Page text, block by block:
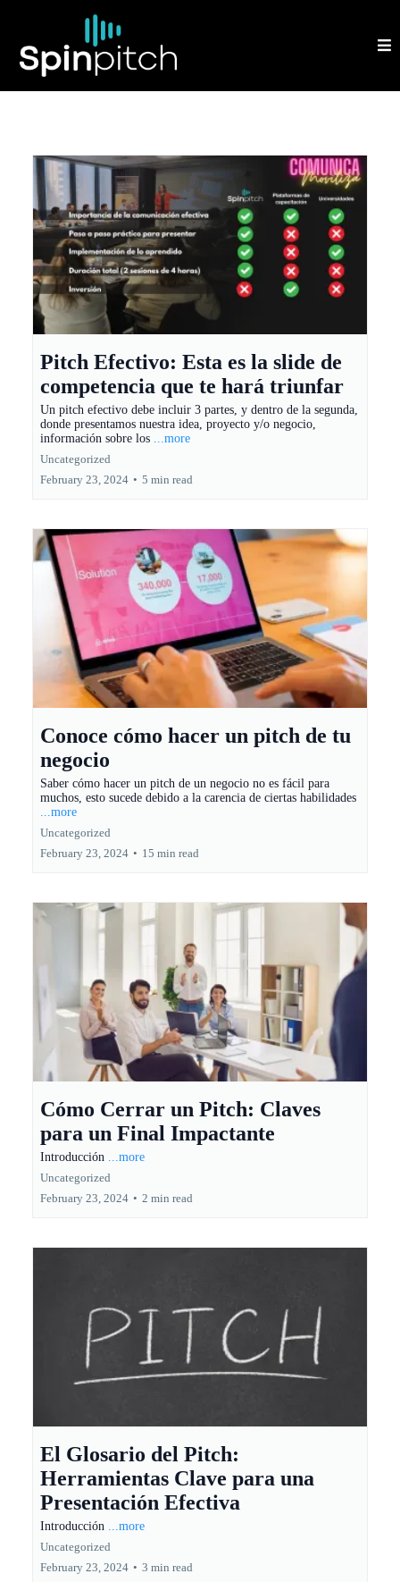
Pitch Efectivo: Esta es la slide de
competencia que te hará triunfar
Un pitch efectivo debe incluir 3 partes, y dentro de la segunda,
donde presentamos nuestra idea, proyecto y/o negocio,
información sobre los ...more
Uncategorized
February 23, 2024 • 5 min read
Conoce cómo hacer un pitch de tu
negocio
Saber cómo hacer un pitch de un negocio no es fácil para
muchos, esto sucede debido a la carencia de ciertas habilidades
...more
Uncategorized
February 23, 2024 • 15 min read
Cómo Cerrar un Pitch: Claves
para un Final Impactante
Introducción ...more
Uncategorized
February 23, 2024 • 2 min read
El Glosario del Pitch:
Herramientas Clave para una
Presentación Efectiva
Introducción ...more
Uncategorized
February 23, 2024 • 3 min read